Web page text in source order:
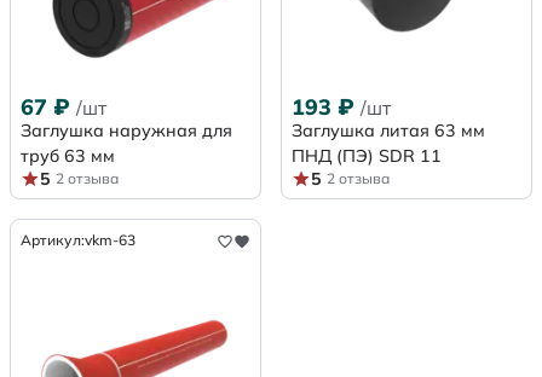
67 ₽ /шт
Заглушка наружная для
труб 63 мм
5 2 отзыва
193 ₽ /шт
Заглушка литая 63 мм
ПНД (ПЭ) SDR 11
5 2 отзыва
Артикул:vkm-63